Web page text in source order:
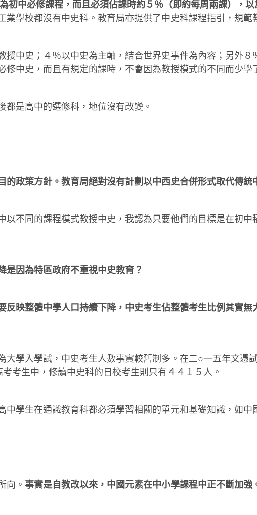
初中必修課程，而且必須佔課時約５％（即約每周兩課），以
學校都沒有中史科。教育局亦提供了中史科課程指引，規範
授中史；４％以中史為主軸，結合世界史事件為內容；另外
中史，而且有規定的課時，不會因為教授模式的不同而少學
是高中的選修科，地位沒有改變。
政策方針。教育局絕對沒有計劃以中西史合併形式取代傳統
不同的課程模式教授中史，我認為只要他們的目標是在初中
是因為特區政府不重視中史教育？
反映整體中學人口持續下降，中史考生佔整體考生比例其實
大學入學試，中史考生人數事實較舊制多。在二○一五年文憑
考生中，修讀中史科的日校考生則只有４４１５人。
學生在通識教育科都必須學習相關的單元和基礎知識，如中
向。 事實是自教改以來，中國元素在中小學課程中正不斷加強